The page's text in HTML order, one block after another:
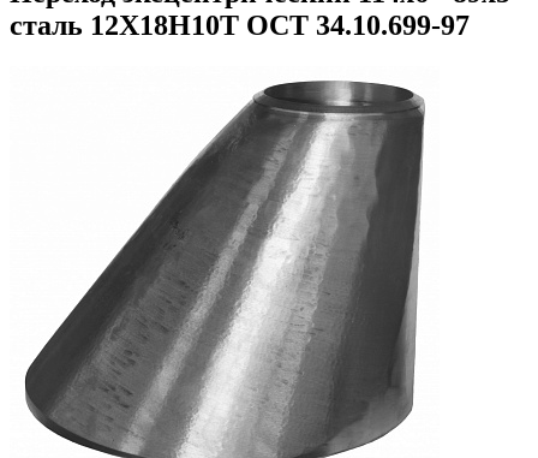
сталь 12Х18Н10Т ОСТ 34.10.699-97